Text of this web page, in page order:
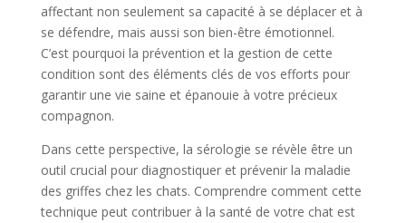
affectant non seulement sa capacité à se déplacer et à
se défendre, mais aussi son bien-être émotionnel.
C’est pourquoi la prévention et la gestion de cette
condition sont des éléments clés de vos efforts pour
garantir une vie saine et épanouie à votre précieux
compagnon.
Dans cette perspective, la sérologie se révèle être un
outil crucial pour diagnostiquer et prévenir la maladie
des griffes chez les chats. Comprendre comment cette
technique peut contribuer à la santé de votre chat est